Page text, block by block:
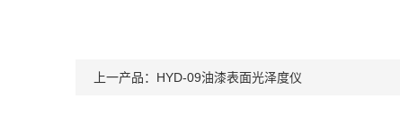
上一产品： HYD-09油漆表面光泽度仪